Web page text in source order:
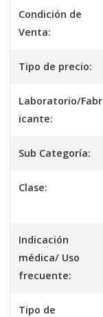
Condición de
Venta:
Tipo de precio:
Laboratorio/Fabr
icante:
Sub Categoría:
Clase:
Indicación
médica/ Uso
frecuente:
Tipo de